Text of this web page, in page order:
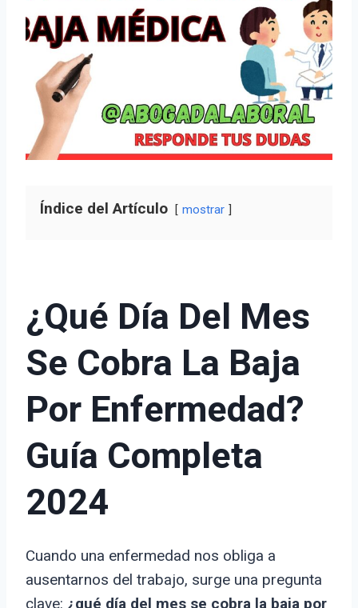
Índice del Artículo mostrar
¿Qué Día Del Mes
Se Cobra La Baja
Por Enfermedad?
Guía Completa
2024
Cuando una enfermedad nos obliga a
ausentarnos del trabajo, surge una pregunta
clave: ¿qué día del mes se cobra la baja por